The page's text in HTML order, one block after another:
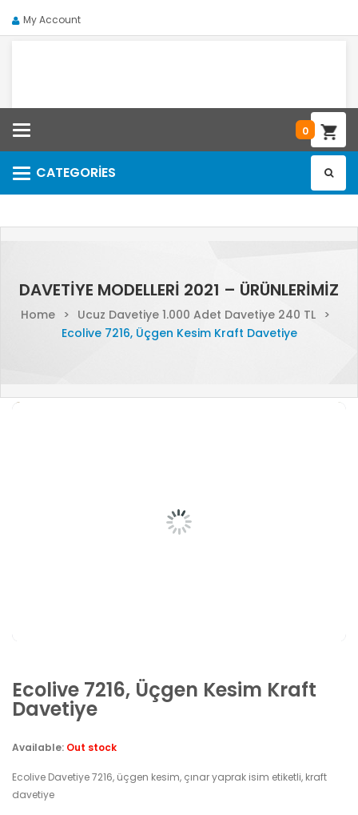
My Account
0
CATEGORIES
Categories
DAVETIYE MODELLERI 2021 – ÜRÜNLERIMIZ
Home > Ucuz Davetiye 1.000 Adet Davetiye 240 TL
>
Ecolive 7216, Üçgen Kesim Kraft Davetiye
Ecolive 7216, Üçgen Kesim Kraft
Davetiye
Available: Out stock
Ecolive Davetiye 7216, üçgen kesim, çınar yaprak isim etiketli, kraft
davetiye